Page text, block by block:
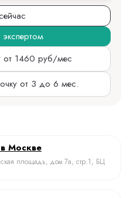
экспертом
от 1460 руб/мес
от 3 до 6 мес.
Москве
площадь, дом 7а, стр.1, БЦ